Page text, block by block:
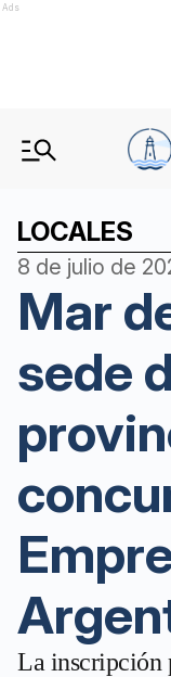
Ads
LOCALES
8 de julio de
Mar
sede
La inscripción